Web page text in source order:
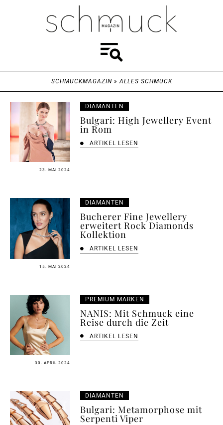
SCHMUCKMAGAZIN»ALLES SCHMUCK
23. MAI 2024
DIAMANTEN
Bulgari: High Jewellery Event
in Rom
ARTIKEL LESEN
15. MAI 2024
DIAMANTEN
Bucherer Fine Jewellery
erweitert Rock Diamonds
Kollektion
ARTIKEL LESEN
30. APRIL 2024
PREMIUM MARKEN
NANIS: Mit Schmuck eine
Reise durch die Zeit
ARTIKEL LESEN
DIAMANTEN
Bulgari: Metamorphose mit
Serpenti Viper